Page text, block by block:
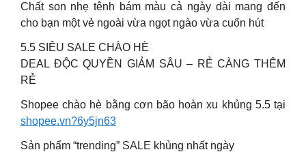
Chất son nhẹ tênh bám màu cả ngày dài mang đến
cho bạn một vẻ ngoài vừa ngọt ngào vừa cuốn hút
5.5 SIÊU SALE CHÀO HÈ
DEAL ĐỘC QUYỀN GIẢM SÂU – RẺ CÀNG THÊM
RẺ
Shopee chào hè bằng cơn bão hoàn xu khủng 5.5 tại
shopee.vn?6y5jn63
Sản phẩm “trending” SALE khủng nhất ngày